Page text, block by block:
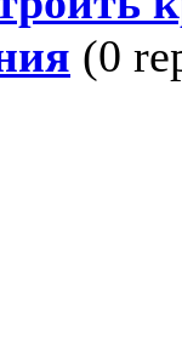
(0